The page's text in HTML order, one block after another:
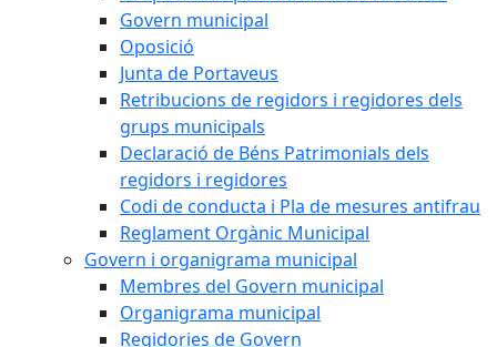
Govern municipal
Oposició
Junta de Portaveus
Retribucions de regidors i regidores dels
grups municipals
Declaració de Béns Patrimonials dels
regidors i regidores
Codi de conducta i Pla de mesures antifrau
Reglament Orgànic Municipal
Govern i organigrama municipal
Membres del Govern municipal
Organigrama municipal
Regidories de Govern